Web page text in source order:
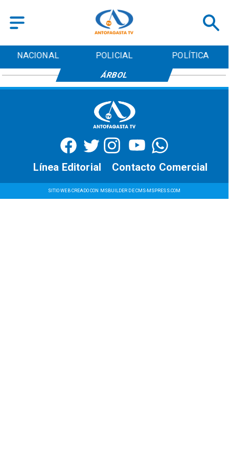
NACIONAL POLICIAL POLÍTICA
ÁRBOL
SITIO WEB CREADO CON MSBUILDER DE CMS-MSPRESS.COM
Contacto Comercial
Línea Editorial